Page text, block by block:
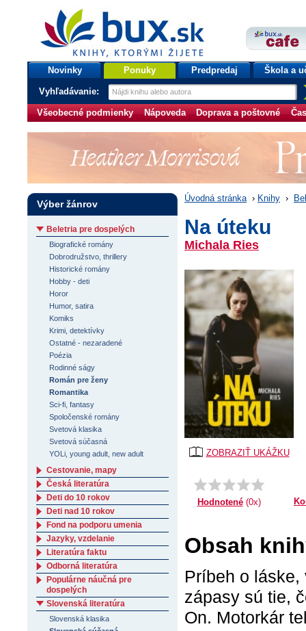
bux.sk
knihy, ktorými žijete
Úvodná stránka
Novinky Ponuky Predpredaj Škola a
Vyhľadávanie:
Všeobecné podmienky Nápoveda Doprava a poštovné
Úvodná stránka › Knihy ›
Na úteku
Michala Ries
ZOBRAZIŤ UKÁŽKU
Hodnotené(0x)
Obsah
Príbeh o
zápasy sú tie,
On. Motorkár
Výber žánrov
Beletria pre dospelých
Biografické romány
Dobrodružstvo, thrillery
Historické romány
Hobby - deti
Horor
Humor, satira
Komiks
Krimi, detektívky
Ostatné - nezaradené
Poézia
Rodinné ságy
Román pre ženy
Romantika
Sci-fi, fantasy
Spoločenské romány
Svetová klasika
Svetová súčasná
YOLi, young adult, new adult
Cestovanie, mapy
Česká literatúra
Deti do 10 rokov
Deti nad 10 rokov
Fond na podporu umenia
Jazyky, vzdelanie
Literatúra faktu
Odborná literatúra
Populárne náučná pre
dospelých
Slovenská literatúra
Slovenská klasika